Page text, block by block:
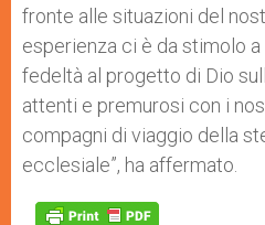
fronte alle situazioni del
esperienza ci è da stimolo
fedeltà al progetto di Dio
attenti e premurosi con i
compagni di viaggio della
ecclesiale”, ha affermato.